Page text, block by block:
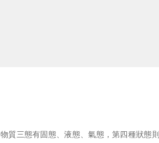
物質三態有固態、液態、氣態，第四種狀態